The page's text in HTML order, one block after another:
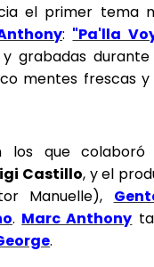
el primer tema
: "Pa'lla
grabadas
mentes frescas
los que colaboró
Castillo, y el
Manuelle),
. Marc Anthony
.